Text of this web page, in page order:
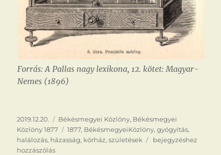
Forrás: A Pallas nagy lexikona, 12. kötet: Magyar-
Nemes (1896)
Közzétéve
2019.12.20. Kategória
Békésmegyei Közlöny, Békésmegyei
Közlöny 1877
Címke
1877, BékésmegyeiKözlöny,gyógyítás,
halálozás, házasság, kórház,születések
Népmozgalmi
bejegyzéshez
hozzászólás